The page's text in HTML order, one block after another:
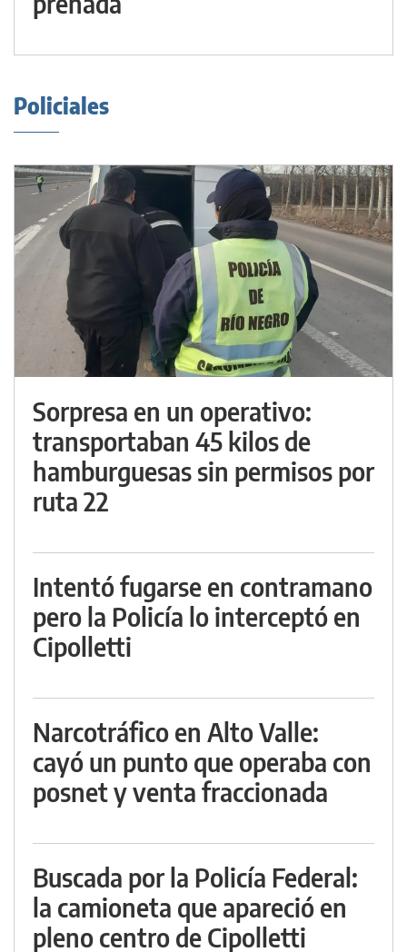
Policiales
Sorpresa en un operativo:
transportaban 45 kilos de
hamburguesas sin permisos por
ruta 22
Intentó fugarse en contramano
pero la Policía lo interceptó en
Cipolletti
Narcotráfico en Alto Valle:
cayó un punto que operaba con
posnet y venta fraccionada
Buscada por la Policía Federal:
la camioneta que apareció en
pleno centro de Cipolletti